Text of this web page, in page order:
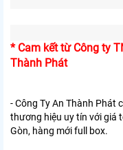
* Cam kết từ Công ty
Thành Phát
- Công Ty An Thành Phát
thương hiệu uy tín với giá
Gòn, hàng mới full box.